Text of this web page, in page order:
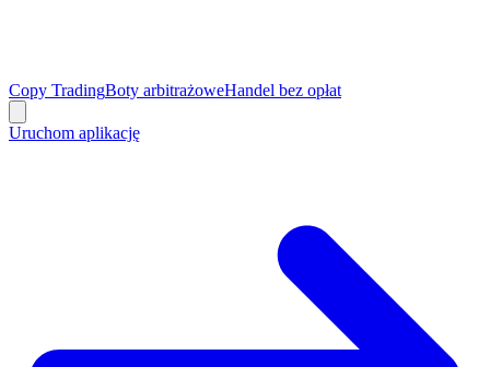
Copy TradingBoty arbitrażoweHandel bez opłat
Uruchom aplikację